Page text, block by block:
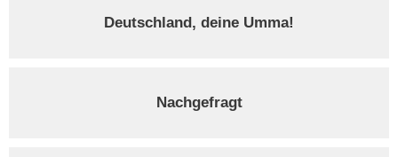
Deutschland, deine Umma!
Nachgefragt